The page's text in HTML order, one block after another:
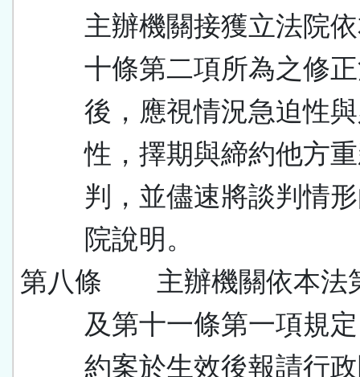
主辦機關接獲立法院
十條第二項所為之修
後，應視情況急迫性
性，擇期與締約他方
判，並儘速將談判情
院說明。
第八條 主辦機關依本法
及第十一條第一項規
約案於生效後報請行